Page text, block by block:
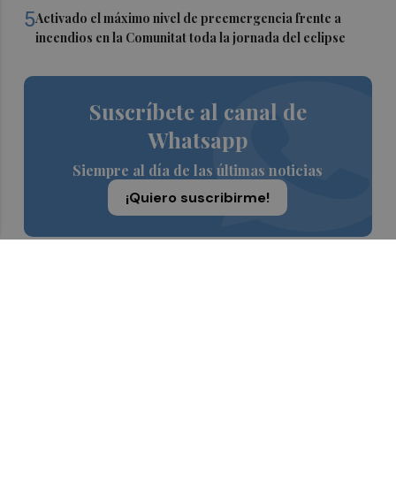
5Activado el máximo nivel de preemergencia frente a
incendios en la Comunitat toda la jornada del eclipse
Suscríbete al canal de
Whatsapp
Siempre al día de las últimas noticias
¡Quiero suscribirme!